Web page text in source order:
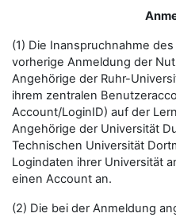
(1) Die Inanspruchnahme
vorherige Anmeldung der
Angehörige der Ruhr-
ihrem zentralen
Account/LoginID) auf der
Angehörige der Universität
Technischen Universität
Logindaten ihrer Universität
einen Account an.
(2) Die bei der Anmeldung